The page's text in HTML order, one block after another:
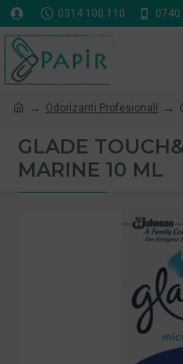
0314 100 110 0740
Odorizanti Profesionali
GLADE
MARINE 10 ML